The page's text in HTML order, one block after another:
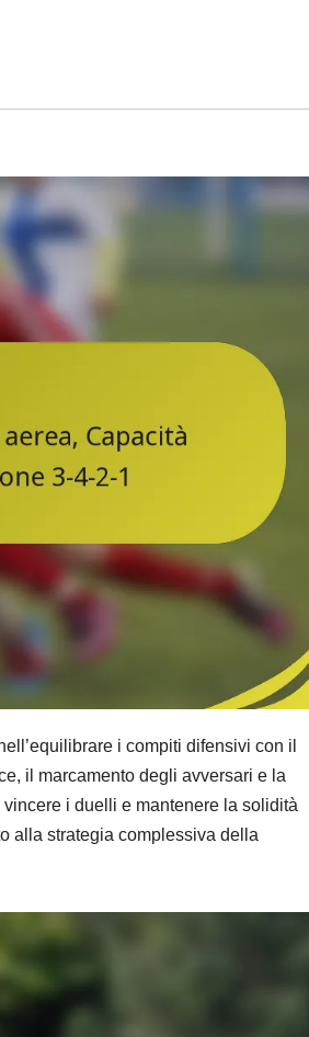
i compiti difensivi con il
il marcamento degli avversari e la
i duelli e mantenere la solidità
alla strategia complessiva della